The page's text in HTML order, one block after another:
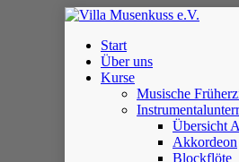
Menu
Start
Über uns
Kurse
Musische
Übersicht
Akkordeon
Blockflöte